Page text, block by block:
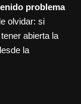
problema
olvidar: si
abierta la
la